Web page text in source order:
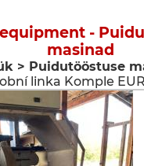
-
masinad
> Puidutööstuse
linka Komple